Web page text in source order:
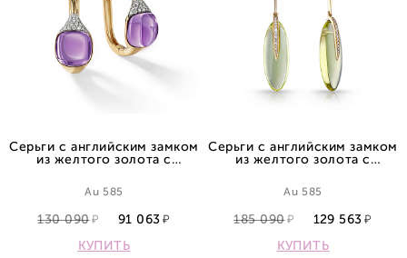
Серьги с английским замком
из желтого золота с
Au 585
130 090
91 063
КУПИТЬ
Серьги с английским замком
из желтого золота с
Au 585
185 090
129 563
КУПИТЬ